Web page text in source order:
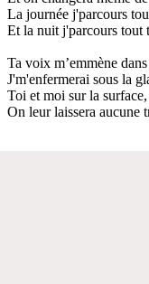
La journée j'parcours
Et la nuit j'parcours tout
Ta voix m’emmène
J'm'enfermerai sous la
Toi et moi sur la
On leur laissera aucune